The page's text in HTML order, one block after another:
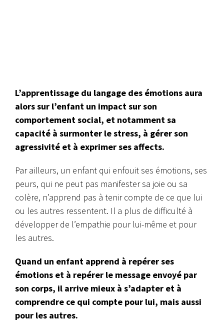
L’apprentissage du langage des émotions aura
alors sur l’enfant un impact sur son
comportement social, et notamment sa
capacité à surmonter le stress, à gérer son
agressivité et à exprimer ses affects.
Par ailleurs, un enfant qui enfouit ses émotions, ses
peurs, qui ne peut pas manifester sa joie ou sa
colère, n’apprend pas à tenir compte de ce que lui
ou les autres ressentent. Il a plus de difficulté à
développer de l’empathie pour lui-même et pour
les autres.
Quand un enfant apprend à repérer ses
émotions et à repérer le message envoyé par
son corps, il arrive mieux à s’adapter et à
comprendre ce qui compte pour lui, mais aussi
pour les autres.